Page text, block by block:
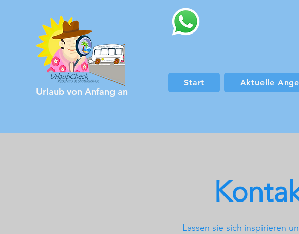
Urlaub von Anfang an
Start Aktuelle
Lassen sie sich inspirieren